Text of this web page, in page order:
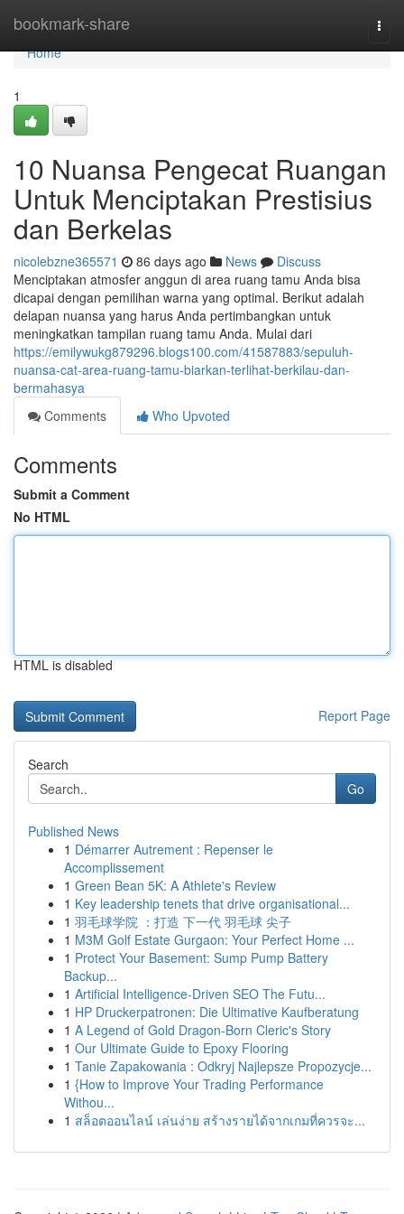
bookmark-share
Home
Home
1
10 Nuansa Pengecat Ruangan
Untuk Menciptakan Prestisius
dan Berkelas
nicolebzne365571 86 days ago News
Discuss
Menciptakan atmosfer anggun di area ruang tamu Anda bisa
dicapai dengan pemilihan warna yang optimal. Berikut adalah
delapan nuansa yang harus Anda pertimbangkan untuk
meningkatkan tampilan ruang tamu Anda. Mulai dari
https://emilywukg879296.blogs100.com/41587883/sepuluh-
nuansa-cat-area-ruang-tamu-biarkan-terlihat-berkilau-dan-
bermahasya
Comments
Who Upvoted
Comments
Submit a Comment
No HTML
HTML is disabled
Report Page
Search
Go
Published News
1 Démarrer Autrement : Repenser le
Accomplissement
1 Green Bean 5K: A Athlete's Review
1 Key leadership tenets that drive organisational...
1 羽毛球学院 ：打造 下一代 羽毛球 尖子
1 M3M Golf Estate Gurgaon: Your Perfect Home ...
1 Protect Your Basement: Sump Pump Battery
Backup...
1 Artificial Intelligence-Driven SEO The Futu...
1 HP Druckerpatronen: Die Ultimative Kaufberatung
1 A Legend of Gold Dragon-Born Cleric's Story
1 Our Ultimate Guide to Epoxy Flooring
1 Tanie Zapakowania : Odkryj Najlepsze Propozycje...
1 {How to Improve Your Trading Performance
Withou...
1 สล็อตออนไลน์ เล่นง่าย สร้างรายได้จากเกมที่ควรจะ...